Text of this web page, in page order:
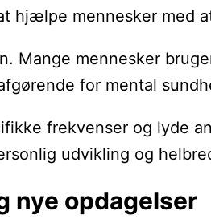
hjælpe mennesker med
Mange mennesker
for mental
frekvenser og
udvikling og
nye opdagelser